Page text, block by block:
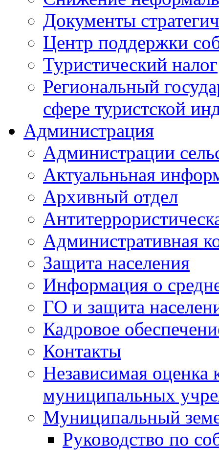
Документы
Центр поддержки
Туристический налог
Региональный
сфере туристской
Администрация
Администрации
Актуальньная
Архивный отдел
Административная
Защита населения
Информация о
ГО и защита
Кадровое
Контакты
Независимая оценка
муниципальных
Муниципальный
Руководство по